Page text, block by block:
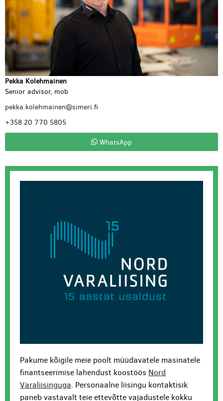
Pekka Kolehmainen
Senior advisor, mob
pekka.kolehmainen@simeri.fi
+358 20 770 5805
WhatsApp
Pakume kõigile meie poolt müüdavatele masinatele
finantseerimise lahendust koostöös Nord
Varaliisinguga. Personaalne liisingu kontaktisik
paneb vastavalt teie ettevõtte vajadustele kokku